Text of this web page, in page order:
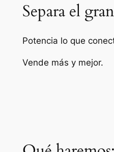
Separa el
Potencia lo que
Vende más y mejor.